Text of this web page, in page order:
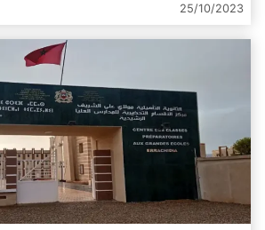
25/10/2023